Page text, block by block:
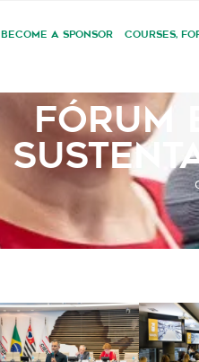
BECOME A SPONSOR COURSES,
FÓRUM